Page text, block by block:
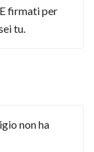
firmati per
tu.
non ha